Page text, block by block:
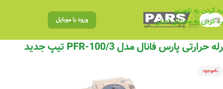
رد کردن به ناوبری
رد کردن به محتوای اصلی
منو ورود با موبایل
رله حرارتی پارس فانال مدل PFR-100/3 تیپ جدید
ناموجود